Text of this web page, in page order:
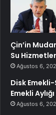
Çin’in
Su
Ağustos 6,
Disk Emekli-
Emekli
Ağustos 6,